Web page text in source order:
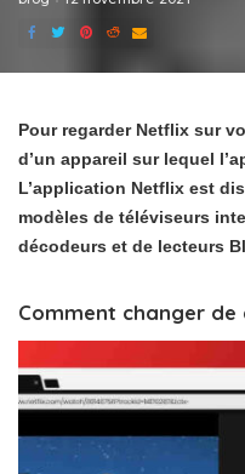
Pour regarder Netflix sur
d’un appareil sur lequel
L’application Netflix est
modèles de téléviseurs
décodeurs et de lecteurs
Comment changer